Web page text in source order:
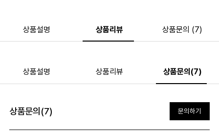
상품설명 상품리뷰 상품문의 (7)
상품설명 상품리뷰 상품문의(7)
상품문의(7) 문의하기